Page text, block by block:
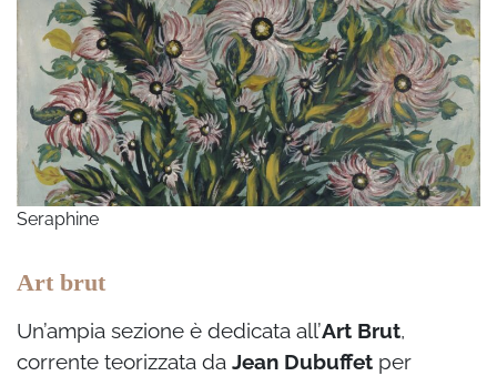
Seraphine
Art brut
Un’ampia sezione è dedicata all’Art Brut,
corrente teorizzata da Jean Dubuffet per